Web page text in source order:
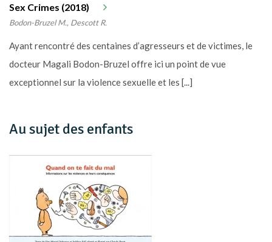
Sex Crimes (2018)
Bodon-Bruzel M., Descott R.
Ayant rencontré des centaines d’agresseurs et de victimes, le
docteur Magali Bodon-Bruzel offre ici un point de vue
exceptionnel sur la violence sexuelle et les [...]
Au sujet des enfants